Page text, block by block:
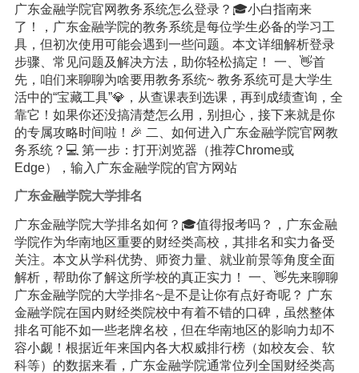
广东金融学院官网教务系统怎么登录？🎓小白指南来
了！，广东金融学院的教务系统是每位学生必备的学习工
具，但初次使用可能会遇到一些问题。本文详细解析登录
步骤、常见问题及解决方法，助你轻松搞定！ 一、👋首
先，咱们来聊聊为啥要用教务系统~ 教务系统可是大学生
活中的“宝藏工具”💎，从查课表到选课，再到成绩查询，全
靠它！如果你还没搞清楚怎么用，别担心，接下来就是你
的专属攻略时间啦！🎉 二、如何进入广东金融学院官网教
务系统？💻 第一步：打开浏览器（推荐Chrome或
Edge），输入广东金融学院的官方网站
广东金融学院大学排名
广东金融学院大学排名如何？🎓值得报考吗？，广东金融
学院作为华南地区重要的财经类高校，其排名和实力备受
关注。本文从学科优势、师资力量、就业前景等角度全面
解析，帮助你了解这所学校的真正实力！ 一、👋先来聊聊
广东金融学院的大学排名~是不是让你有点好奇呢？ 广东
金融学院在国内财经类院校中有着不错的口碑，虽然整体
排名可能不如一些老牌名校，但在华南地区的影响力却不
容小觑！根据近年来国内各大权威排行榜（如校友会、软
科等）的数据来看，广东金融学院通常位列全国财经类高